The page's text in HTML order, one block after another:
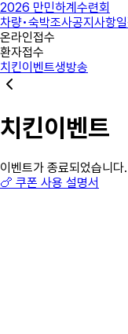
2026 만민하계수련회
차량•숙박조사공지사항
온라인접수
환자접수
치킨이벤트생방송
치킨이벤트
이벤트가 종료되었습니다.
🍗 쿠폰 사용 설명서